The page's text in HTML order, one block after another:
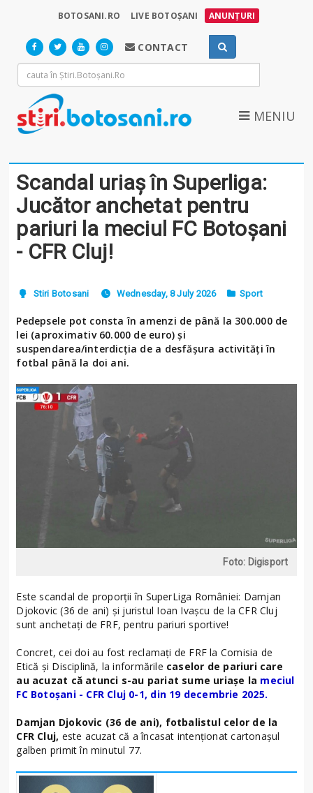
BOTOSANI.RO LIVE BOTOȘANI ANUNȚURI
CONTACT
MENIU
Scandal uriaș în Superliga:
Jucător anchetat pentru
pariuri la meciul FC Botoșani
- CFR Cluj!
Stiri Botosani Wednesday, 8 July 2026 Sport
Pedepsele pot consta în amenzi de până la 300.000 de
lei (aproximativ 60.000 de euro) și
suspendarea/interdicția de a desfășura activități în
fotbal până la doi ani.
Foto: Digisport
Este scandal de proporții în SuperLiga României: Damjan
Djokovic (36 de ani) și juristul Ioan Ivașcu de la CFR Cluj
sunt anchetați de FRF, pentru pariuri sportive!
Concret, cei doi au fost reclamați de FRF la Comisia de
Etică și Disciplină, la informările caselor de pariuri care
au acuzat că atunci s-au pariat sume uriașe la meciul
FC Botoșani - CFR Cluj 0-1, din 19 decembrie 2025.
Damjan Djokovic (36 de ani), fotbalistul celor de la
CFR Cluj, este acuzat că a încasat intenționat cartonașul
galben primit în minutul 77.